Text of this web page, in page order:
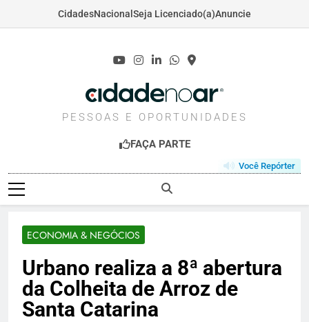
CidadesNacional Seja Licenciado(a)Anuncie
CIDADENOAR.COM
PESSOAS E OPORTUNIDADES
FAÇA PARTE
Você Repórter
ECONOMIA & NEGÓCIOS
Urbano realiza a 8ª abertura
da Colheita de Arroz de
Santa Catarina